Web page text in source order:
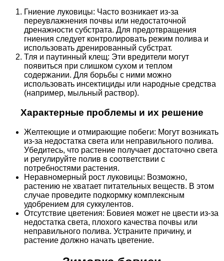
Гниение луковицы: Часто возникает из-за
переувлажнения почвы или недостаточной
дренажности субстрата. Для предотвращения
гниения следует контролировать режим полива и
использовать дренированный субстрат.
Тля и паутинный клещ: Эти вредители могут
появиться при слишком сухом и теплом
содержании. Для борьбы с ними можно
использовать инсектициды или народные средства
(например, мыльный раствор).
Характерные проблемы и их решение
Желтеющие и отмирающие побеги: Могут возникать
из-за недостатка света или неправильного полива.
Убедитесь, что растение получает достаточно света
и регулируйте полив в соответствии с
потребностями растения.
Неравномерный рост луковицы: Возможно,
растению не хватает питательных веществ. В этом
случае проведите подкормку комплексным
удобрением для суккулентов.
Отсутствие цветения: Бовиея может не цвести из-за
недостатка света, плохого качества почвы или
неправильного полива. Устраните причину, и
растение должно начать цветение.